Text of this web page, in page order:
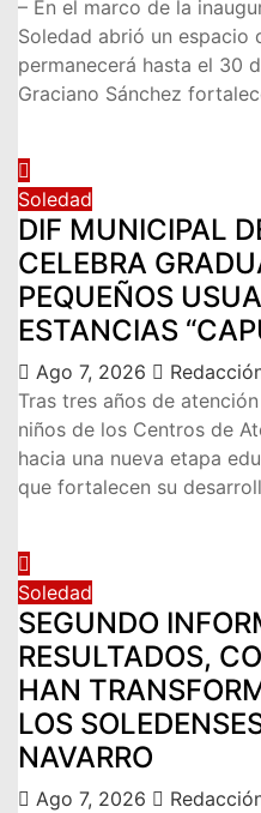
– En el marco de la
Soledad abrió un
permanecerá hasta el 30
Graciano Sánchez
Soledad
DIF MUNICIPAL
CELEBRA
PEQUEÑOS
ESTANCIAS
Ago 7, 2026
Tras tres años de
niños de los Centros de
hacia una nueva etapa
que fortalecen su
Soledad
SEGUNDO
RESULTADOS,
HAN
LOS
NAVARRO
Ago 7, 2026